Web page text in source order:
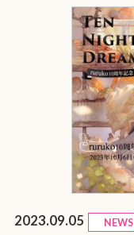
2023.09.05 NEWS